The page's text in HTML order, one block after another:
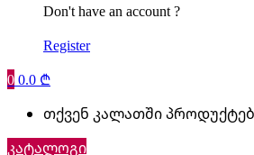
Don't have an account ?
Register
00.0 ₾
თქვენ კალათში
კატალოგი